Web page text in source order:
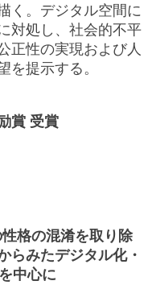
く。デジタル空間に
対処し、社会的不平
正性の実現および人
を提示する。
賞 受賞
格の混淆を取り除
みたデジタル化・
中心に